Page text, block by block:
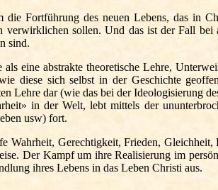
Fortführung des neuen Lebens, das in
verwirklichen sollen. Und das ist der Fall
sind.
eine abstrakte theoretische Lehre,
diese sich selbst in der Geschichte
Lehre dar (wie das bei der Ideologisierung
in der Welt, lebt mittels der
usw) fort.
Wahrheit, Gerechtigkeit, Frieden,
Der Kampf um ihre Realisierung im
ihres Lebens in das Leben Christi aus.